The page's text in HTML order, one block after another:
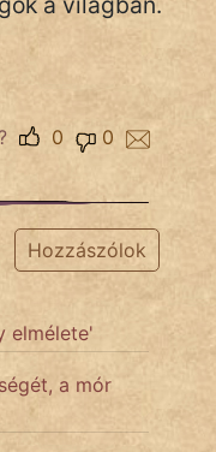
0
0
Hozzászólok
elmélete'
a mór